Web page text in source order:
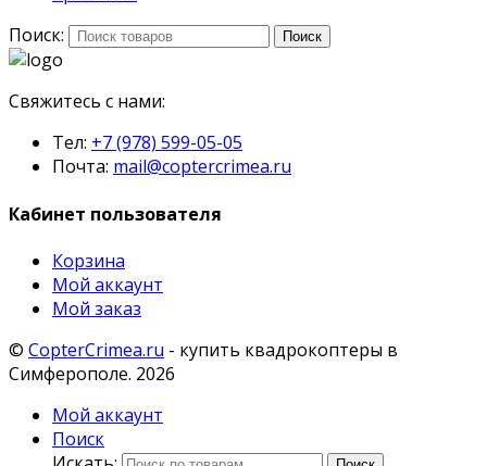
Поиск:
Поиск
Свяжитесь с нами:
Тел: +7 (978) 599-05-05
Почта: mail@coptercrimea.ru
Кабинет пользователя
Корзина
Мой аккаунт
Мой заказ
© CopterCrimea.ru - купить квадрокоптеры в
Симферополе. 2026
Мой аккаунт
Поиск